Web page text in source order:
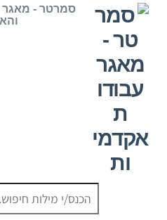
Skip
content
סמרטר - מאגר